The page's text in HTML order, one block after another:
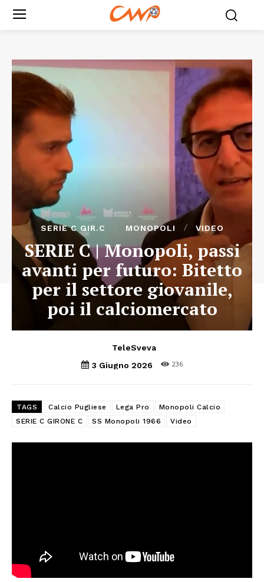
SERIE C GIR.C MONOPOLI VIDEO
SERIE C | Monopoli, passi
avanti per futuro: Bitetto
per il settore giovanile,
poi il calciomercato
TeleSveva
3 Giugno 2026
236
TAGS Calcio Pugliese Lega Pro
Monopoli Calcio
SERIE C GIRONE C
SS Monopoli 1966 Video